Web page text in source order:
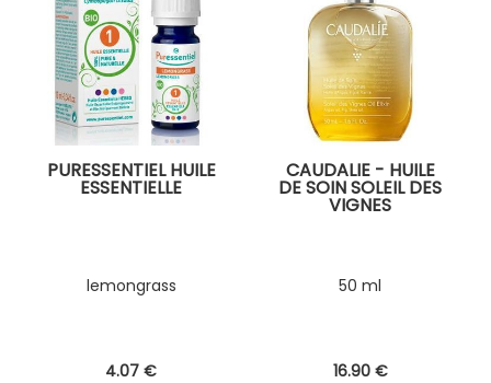
PURESSENTIEL HUILE
ESSENTIELLE
lemongrass
4.07 €
CAUDALIE - HUILE
DE SOIN SOLEIL DES
VIGNES
50 ml
16.90 €